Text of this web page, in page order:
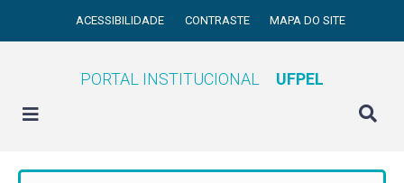
ACESSIBILIDADE CONTRASTE MAPA DO SITE
PORTAL INSTITUCIONAL UFPEL